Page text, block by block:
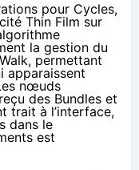
pour Cycles,
Thin Film sur
la gestion du
permettant
apparaissent
nœuds
des Bundles et
trait à l’interface,
dans le
est